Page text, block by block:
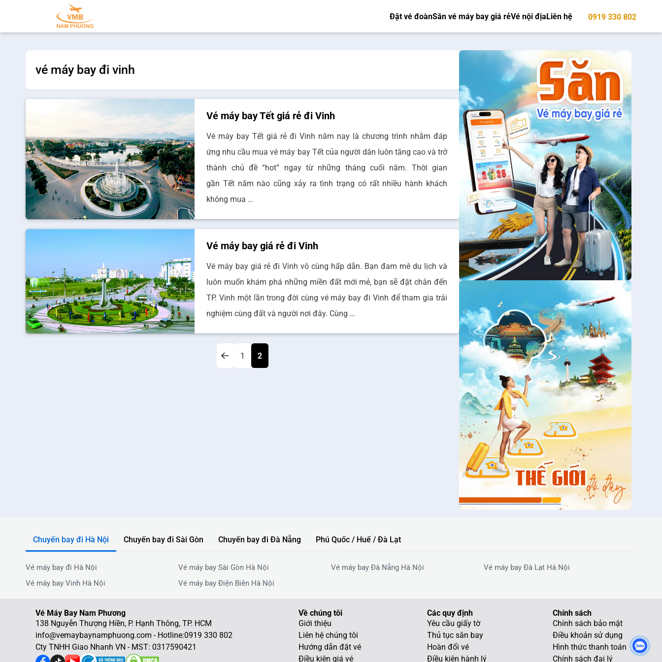
Đặt vé đoànSăn vé máy bay giá rẻVé nội địaLiên hệ 0919 330 802
vé máy bay đi vinh
Vé máy bay Tết giá rẻ đi Vinh
Vé máy bay Tết giá rẻ đi Vinh năm nay là chương trình nhằm đáp
ứng nhu cầu mua vé máy bay Tết của người dân luôn tăng cao và trở
thành chủ đề “hot” ngay từ những tháng cuối năm. Thời gian
gần Tết năm nào cũng xảy ra tình trạng có rất nhiều hành khách
không mua …
Vé máy bay giá rẻ đi Vinh
Vé máy bay giá rẻ đi Vinh vô cùng hấp dẫn. Bạn đam mê du lịch và
luôn muốn khám phá những miền đất mới mẻ, bạn sẽ đặt chân đến
TP. Vinh một lần trong đời cùng vé máy bay đi Vinh để tham gia trải
nghiệm cùng đất và người nơi đây. Cùng …
1 2
Chuyến bay đi Hà Nội Chuyến bay đi Sài Gòn Chuyến bay đi Đà Nẵng Phú Quốc / Huế / Đà Lạt
Vé máy bay đi Hà Nội Vé máy bay Sài Gòn Hà Nội Vé máy bay Đà Nẵng Hà Nội
Vé máy bay Đà Lạt Hà Nội
Vé máy bay Vinh Hà Nội
Vé máy bay Điện Biên Hà Nội
Chính sách
Chính sách bảo mật
Điều khoản sử dụng
Hình thức thanh toán
Chính sách đại lý
Các quy định
Yêu cầu giấy tờ
Thủ tục sân bay
Hoàn đổi vé
Điều kiện hành lý
Về chúng tôi
Giới thiệu
Liên hệ chúng tôi
Hướng dẫn đặt vé
Điều kiện giá vé
Vé Máy Bay Nam Phương
138 Nguyễn Thượng Hiền, P. Hạnh Thông, TP. HCM
info@vemaybaynamphuong.com - Hotline:0919 330 802
Cty TNHH Giao Nhanh VN - MST: 0317590421